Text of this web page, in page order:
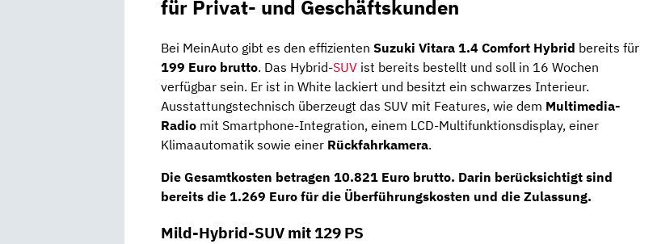
für Privat- und Geschäftskunden
Bei MeinAuto gibt es den effizienten Suzuki Vitara 1.4 Comfort Hybrid bereits für
199 Euro brutto. Das Hybrid-SUV ist bereits bestellt und soll in 16 Wochen
verfügbar sein. Er ist in White lackiert und besitzt ein schwarzes Interieur.
Ausstattungstechnisch überzeugt das SUV mit Features, wie dem Multimedia-
Radio mit Smartphone-Integration, einem LCD-Multifunktionsdisplay, einer
Klimaautomatik sowie einer Rückfahrkamera.
Die Gesamtkosten betragen 10.821 Euro brutto. Darin berücksichtigt sind
bereits die 1.269 Euro für die Überführungskosten und die Zulassung.
Mild-Hybrid-SUV mit 129 PS